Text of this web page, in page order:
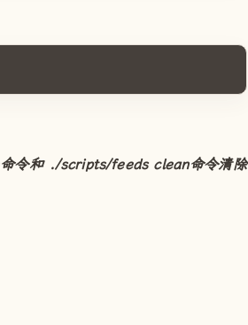
令和 ./scripts/feeds clean命令清除